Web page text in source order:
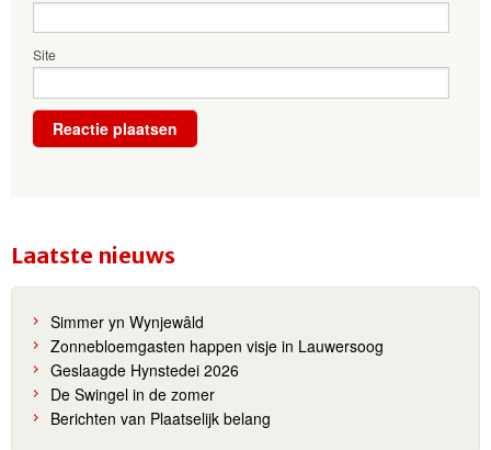
Site
Laatste nieuws
Simmer yn Wynjewâld
Zonnebloemgasten happen visje in Lauwersoog
Geslaagde Hynstedei 2026
De Swingel in de zomer
Berichten van Plaatselijk belang